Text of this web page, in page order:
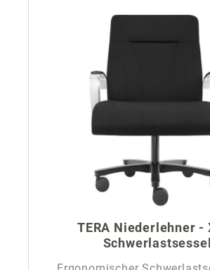
TERA Niederlehner -
Schwerlastsessel